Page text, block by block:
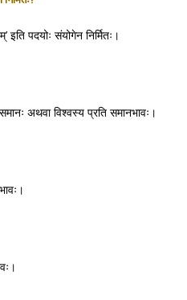
इति पदयोः संयोगेन निर्मितः।
अथवा विश्वस्य प्रति समानभावः।